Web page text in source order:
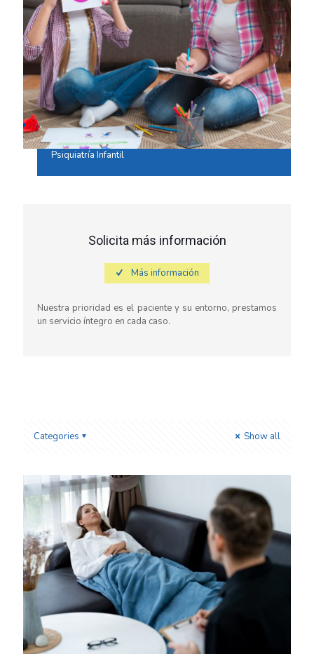
Psiquiatría Infantil
Solicita más información
Más información
Nuestra prioridad es el paciente y su entorno, prestamos
un servicio íntegro en cada caso.
Categories Show all
Hospitalización en salud mental de
mediana complejidad
[…]